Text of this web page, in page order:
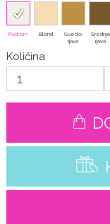
Platinum Blond
Svetlo
rjava
Srednje
rjava
Količina